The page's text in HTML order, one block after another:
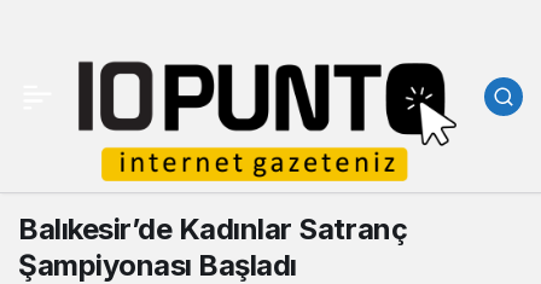
Balıkesir’de Kadınlar Satranç
Şampiyonası Başladı